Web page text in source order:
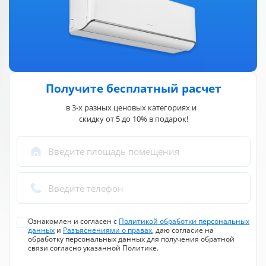
Приточная вентиляция
вентилятора
5 ступ.
Регулировка
направления возд.
Вертик. и горизонт. жалюзи пульт
Поддержание температуры вблизи
Поддержание температуры +8
Таймер включения/выключения
Авторестарт при отключении питания
Есть
Теплый старт (при обогреве)
Есть
Очистка и фильтрация
Система самоочистки
Ионизация
Есть
Обеззараживание ультрафиолетом
Фотокаталитический фильтр
Получите бесплатный расчет
в 3-х разных ценовых категориях и
скидку от 5 до 10% в подарок!
Введите площадь помещения
Введите телефон
Ознакомлен и согласен с Политикой обработки персональных
данных и Разъяснениями о правах, даю согласие на
обработку персональных данных для получения обратной
связи согласно указанной Политике.